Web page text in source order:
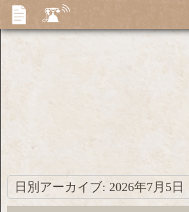
日別アーカイブ: 2026年7月5日